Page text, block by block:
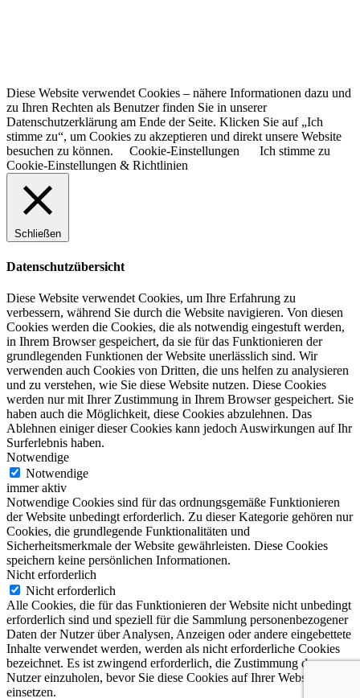
Diese Website verwendet Cookies – nähere Informationen dazu und
zu Ihren Rechten als Benutzer finden Sie in unserer
Datenschutzerklärung am Ende der Seite. Klicken Sie auf „Ich
stimme zu“, um Cookies zu akzeptieren und direkt unsere Website
besuchen zu können.
Cookie-Einstellungen
Ich stimme zu
Cookie-Einstellungen & Richtlinien
Schließen
Datenschutzübersicht
Diese Website verwendet Cookies, um Ihre Erfahrung zu
verbessern, während Sie durch die Website navigieren. Von diesen
Cookies werden die Cookies, die als notwendig eingestuft werden,
in Ihrem Browser gespeichert, da sie für das Funktionieren der
grundlegenden Funktionen der Website unerlässlich sind. Wir
verwenden auch Cookies von Dritten, die uns helfen zu analysieren
und zu verstehen, wie Sie diese Website nutzen. Diese Cookies
werden nur mit Ihrer Zustimmung in Ihrem Browser gespeichert. Sie
haben auch die Möglichkeit, diese Cookies abzulehnen. Das
Ablehnen einiger dieser Cookies kann jedoch Auswirkungen auf Ihr
Surferlebnis haben.
Notwendige
Notwendige
immer aktiv
Notwendige Cookies sind für das ordnungsgemäße Funktionieren
der Website unbedingt erforderlich. Zu dieser Kategorie gehören nur
Cookies, die grundlegende Funktionalitäten und
Sicherheitsmerkmale der Website gewährleisten. Diese Cookies
speichern keine persönlichen Informationen.
Nicht erforderlich
Nicht erforderlich
Alle Cookies, die für das Funktionieren der Website nicht unbedingt
erforderlich sind und speziell für die Sammlung personenbezogener
Daten der Nutzer über Analysen, Anzeigen oder andere eingebettete
Inhalte verwendet werden, werden als nicht erforderliche Cookies
bezeichnet. Es ist zwingend erforderlich, die Zustimmung der
Nutzer einzuholen, bevor Sie diese Cookies auf Ihrer Website
einsetzen.